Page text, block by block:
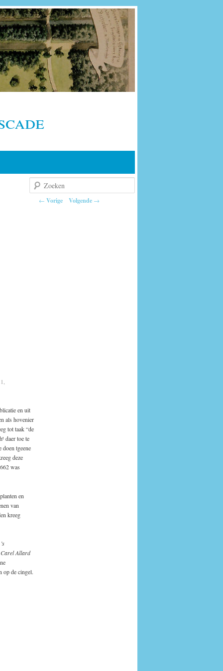
Berichtnavigatie
← Vorige Volgende →
en uit
als hovenier
tot taak “de
daer toe te
doen tgeene
deze
was
en
van
kreeg
Carel Allard
op de cingel.